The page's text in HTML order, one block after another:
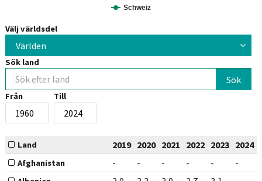
Schweiz
Välj världsdel
Världen
Sök land
Från Till
Land 2019 2020 2021 2022 2023 2024
Afghanistan - - - - - -